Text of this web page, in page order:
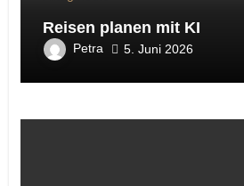
Reisen planen mit KI
Petra 5. Juni 2026